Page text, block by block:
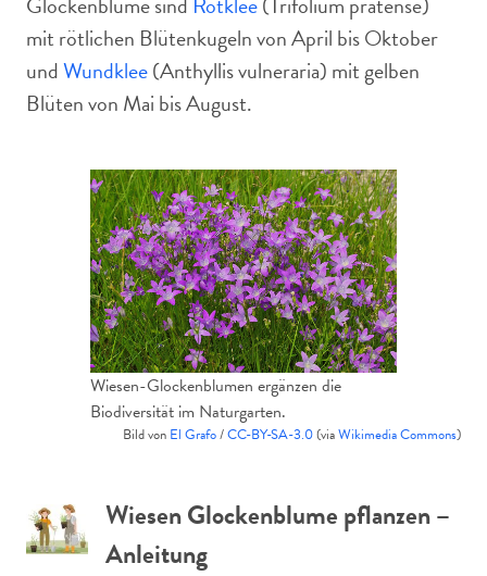
mit rötlichen Blütenkugeln von April bis Oktober
undWundklee(Anthyllis vulneraria) mit gelben
Blüten von Mai bis August.
Wiesen-Glockenblumen ergänzen die
Biodiversität im Naturgarten.
Bild von El Grafo/CC-BY-SA-3.0(viaWikimedia Commons)
Wiesen Glockenblume pflanzen –
Anleitung